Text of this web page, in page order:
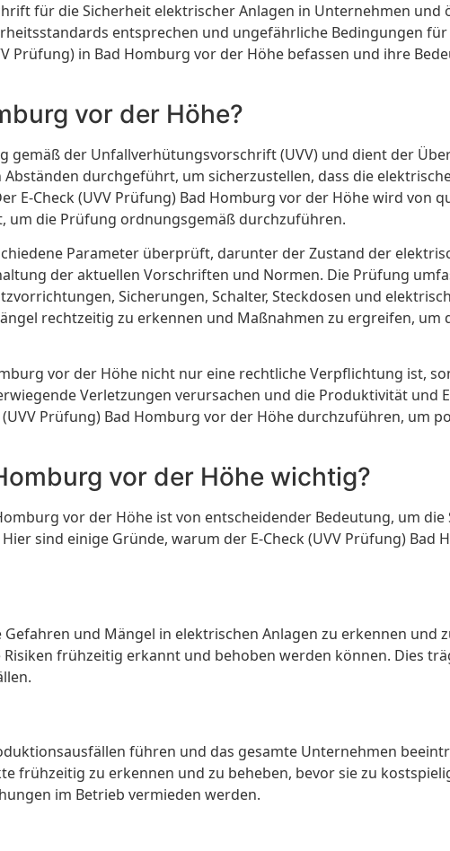
für die Sicherheit elektrischer Anlagen in Unternehmen
entsprechen und ungefährliche Bedingungen
Prüfung) in Bad Homburg vor der Höhe befassen und ihre
vor der Höhe?
gemäß der Unfallverhütungsvorschrift (UVV) und dient der
durchgeführt, um sicherzustellen, dass die
Check (UVV Prüfung) Bad Homburg vor der Höhe wird von
um die Prüfung ordnungsgemäß durchzuführen.
Parameter überprüft, darunter der Zustand der
der aktuellen Vorschriften und Normen. Die Prüfung
Sicherungen, Schalter, Steckdosen und
rechtzeitig zu erkennen und Maßnahmen zu ergreifen, um
vor der Höhe nicht nur eine rechtliche Verpflichtung ist,
Verletzungen verursachen und die Produktivität und
Prüfung) Bad Homburg vor der Höhe durchzuführen, um
vor der Höhe wichtig?
vor der Höhe ist von entscheidender Bedeutung, um
sind einige Gründe, warum der E-Check (UVV Prüfung) Bad
und Mängel in elektrischen Anlagen zu erkennen und
frühzeitig erkannt und behoben werden können. Dies
führen und das gesamte Unternehmen
frühzeitig zu erkennen und zu beheben, bevor sie zu
im Betrieb vermieden werden.